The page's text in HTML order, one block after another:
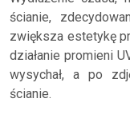
ścianie,
zwiększa estetykę
działanie promieni
wysychał, a po
ścianie.